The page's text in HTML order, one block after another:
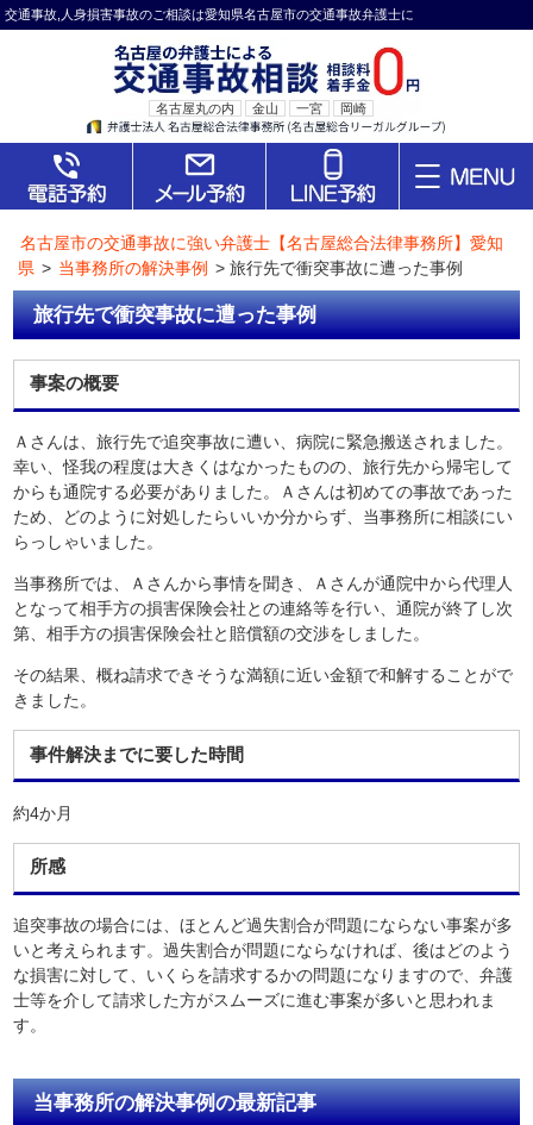
交通事故,人身損害事故のご相談は愛知県名古屋市の交通事故弁護士に
名古屋丸の内 金山 一宮 岡崎
名古屋市の交通事故に強い弁護士【名古屋総合法律事務所】愛知
県 > 当事務所の解決事例 >旅行先で衝突事故に遭った事例
旅行先で衝突事故に遭った事例
事案の概要
Ａさんは、旅行先で追突事故に遭い、病院に緊急搬送されました。
幸い、怪我の程度は大きくはなかったものの、旅行先から帰宅して
からも通院する必要がありました。Ａさんは初めての事故であった
ため、どのように対処したらいいか分からず、当事務所に相談にい
らっしゃいました。
当事務所では、Ａさんから事情を聞き、Ａさんが通院中から代理人
となって相手方の損害保険会社との連絡等を行い、通院が終了し次
第、相手方の損害保険会社と賠償額の交渉をしました。
その結果、概ね請求できそうな満額に近い金額で和解することがで
きました。
事件解決までに要した時間
約4か月
所感
追突事故の場合には、ほとんど過失割合が問題にならない事案が多
いと考えられます。過失割合が問題にならなければ、後はどのよう
な損害に対して、いくらを請求するかの問題になりますので、弁護
士等を介して請求した方がスムーズに進む事案が多いと思われま
す。
当事務所の解決事例の最新記事